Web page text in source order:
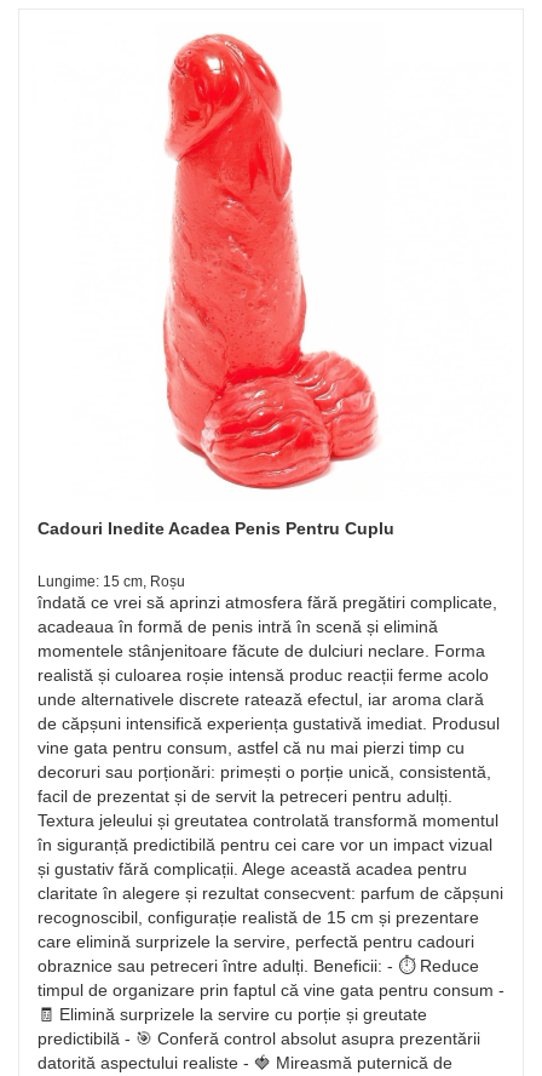
Cadouri Inedite Acadea Penis Pentru Cuplu
Lungime: 15 cm, Roșu
îndată ce vrei să aprinzi atmosfera fără pregătiri complicate,
acadeaua în formă de penis intră în scenă și elimină
momentele stânjenitoare făcute de dulciuri neclare. Forma
realistă și culoarea roșie intensă produc reacții ferme acolo
unde alternativele discrete ratează efectul, iar aroma clară
de căpșuni intensifică experiența gustativă imediat. Produsul
vine gata pentru consum, astfel că nu mai pierzi timp cu
decoruri sau porționări: primești o porție unică, consistentă,
facil de prezentat și de servit la petreceri pentru adulți.
Textura jeleului și greutatea controlată transformă momentul
în siguranță predictibilă pentru cei care vor un impact vizual
și gustativ fără complicații. Alege această acadea pentru
claritate în alegere și rezultat consecvent: parfum de căpșuni
recognoscibil, configurație realistă de 15 cm și prezentare
care elimină surprizele la servire, perfectă pentru cadouri
obraznice sau petreceri între adulți. Beneficii: - ⏱️ Reduce
timpul de organizare prin faptul că vine gata pentru consum -
🧾 Elimină surprizele la servire cu porție și greutate
predictibilă - 🎯 Conferă control absolut asupra prezentării
datorită aspectului realiste - 🍓 Mireasmă puternică de